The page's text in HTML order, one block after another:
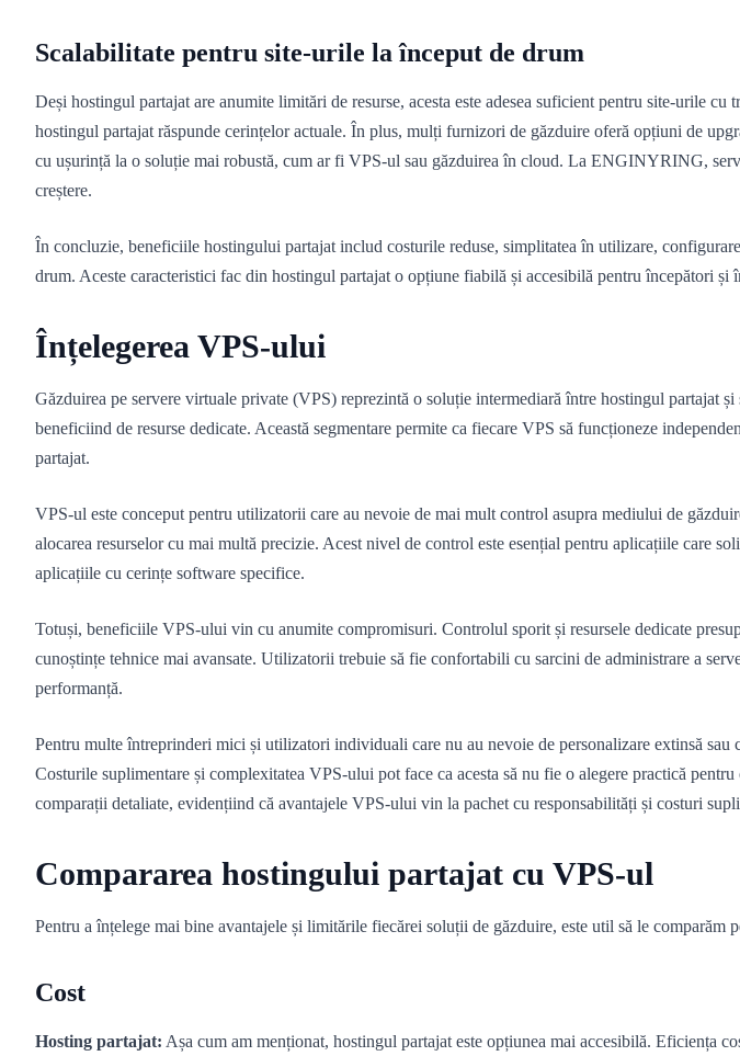
Scalabilitate pentru site-urile la început de drum
Deși hostingul partajat are anumite limitări de resurse, acesta este adesea suficient pentru site-urile
hostingul partajat răspunde cerințelor actuale. În plus, mulți furnizori de găzduire oferă opțiuni de
cu ușurință la o soluție mai robustă, cum ar fi VPS-ul sau găzduirea în cloud. La ENGINYRING,
creștere.
În concluzie, beneficiile hostingului partajat includ costurile reduse, simplitatea în utilizare,
drum. Aceste caracteristici fac din hostingul partajat o opțiune fiabilă și accesibilă pentru începători și
Înțelegerea VPS-ului
Găzduirea pe servere virtuale private (VPS) reprezintă o soluție intermediară între hostingul partajat
beneficiind de resurse dedicate. Această segmentare permite ca fiecare VPS să funcționeze
partajat.
VPS-ul este conceput pentru utilizatorii care au nevoie de mai mult control asupra mediului de
alocarea resurselor cu mai multă precizie. Acest nivel de control este esențial pentru aplicațiile care
aplicațiile cu cerințe software specifice.
Totuși, beneficiile VPS-ului vin cu anumite compromisuri. Controlul sporit și resursele dedicate
cunoștințe tehnice mai avansate. Utilizatorii trebuie să fie confortabili cu sarcini de administrare a
performanță.
Pentru multe întreprinderi mici și utilizatori individuali care nu au nevoie de personalizare extinsă
Costurile suplimentare și complexitatea VPS-ului pot face ca acesta să nu fie o alegere practică
comparații detaliate, evidențiind că avantajele VPS-ului vin la pachet cu responsabilități și costuri
Compararea hostingului partajat cu VPS-ul
Pentru a înțelege mai bine avantajele și limitările fiecărei soluții de găzduire, este util să le
Cost
Hosting partajat: Așa cum am menționat, hostingul partajat este opțiunea mai accesibilă. Eficiența